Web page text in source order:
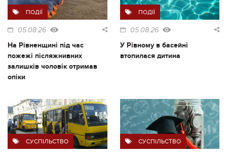
ПОДІЇ
05.08.26
На Рівненщині під час
пожежі післяжнивних
залишків чоловік отримав
опіки
ПОДІЇ
05.08.26
У Рівному в басейні
втопилася дитина
СУСПІЛЬСТВО СУСПІЛЬСТВО